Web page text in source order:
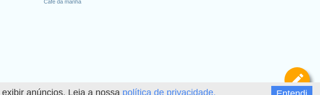
anúncios. Leia a nossa política de privacidade.
Café da manhã